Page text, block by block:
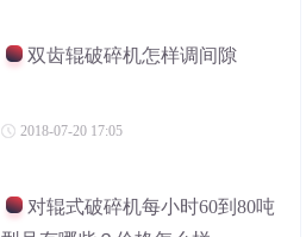
双齿辊破碎机怎样调间隙
2018-07-20 17:05
对辊式破碎机每小时60到80吨